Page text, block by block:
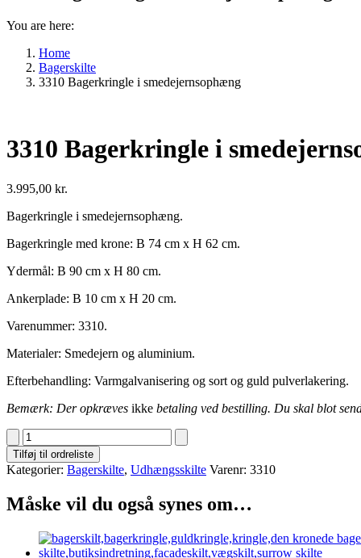
You are here:
Home
Bagerskilte
3310 Bagerkringle i smedejernsophæng
3310 Bagerkringle i
3.995,00 kr.
Bagerkringle i smedejernsophæng.
Bagerkringle med krone: B 74 cm x H 62 cm.
Ydermål: B 90 cm x H 80 cm.
Ankerplade: B 10 cm x H 20 cm.
Varenummer: 3310.
Materialer: Smedejern og aluminium.
Efterbehandling: Varmgalvanisering og sort og guld pulverlakering.
Bemærk: Der opkræves ikke betaling ved bestilling. Du skal blot
3310
Bagerkringle
i
smedejernsophæng
antal
Tilføj til ordreliste
Kategorier: Bagerskilte, Udhængsskilte Varenr: 3310
Måske vil du også synes om…